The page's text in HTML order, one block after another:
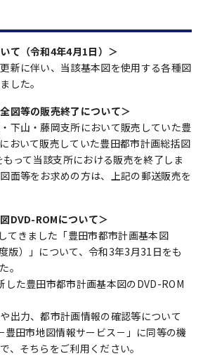
て（令和4年4月1日）＞
新に伴い、当該基本図を使用する各種図
した。
図等の販売終了について＞
下山・藤岡支所において販売していた豊
おいて販売していた豊田都市計画総括図
って当該支所における販売を終了しま
面等をお求めの方は、上記の郵送販売を
DVD-ROMについて＞
てきました「豊田市都市計画基本図
版）」について、令和3年3月31日をも
。
した豊田市都市計画基本図のDVD-ROM
出力、都市計画情報の確認等について
豊田市地図情報サービス－」に同等の機
、そちらをご利用ください。